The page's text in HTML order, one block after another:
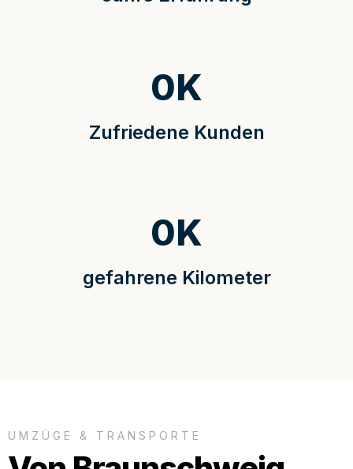
Zufriedene Kunden
0K
gefahrene Kilometer
0K
UMZÜGE & TRANSPORTE